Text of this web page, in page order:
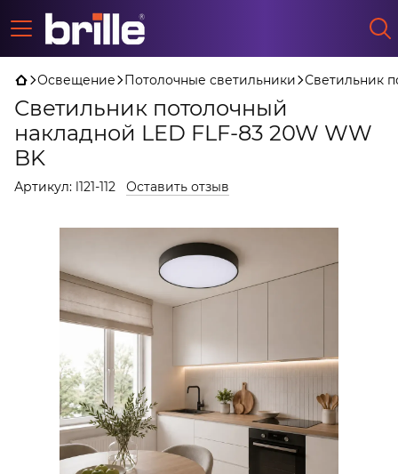
Освещение Потолочные светильники Светильник
Светильник потолочный
накладной LED FLF-83 20W WW
BK
Артикул: l121-112 Оставить отзыв